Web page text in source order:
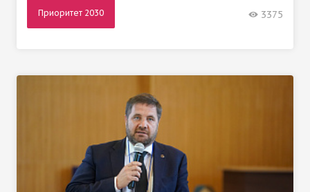
Приоритет 2030 3375